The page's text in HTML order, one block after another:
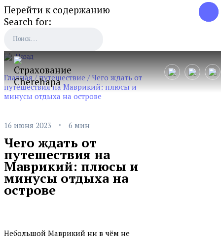
Перейти к содержанию
Search for:
Назад
Главная/путешествие/Чего ждать от
путешествия на Маврикий: плюсы и
минусы отдыха на острове
16 июня 2023 · 6 мин
Чего ждать от
путешествия на
Маврикий: плюсы и
минусы отдыха на
острове
Небольшой Маврикий ни в чём не